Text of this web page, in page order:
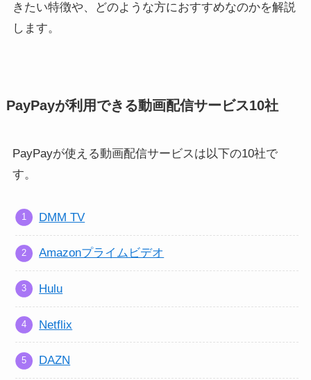
きたい特徴や、どのような方におすすめなのかを解説
します。
PayPayが利用できる動画配信サービス10社
PayPayが使える動画配信サービスは以下の10社で
す。
DMM TV
Amazonプライムビデオ
Hulu
Netflix
DAZN